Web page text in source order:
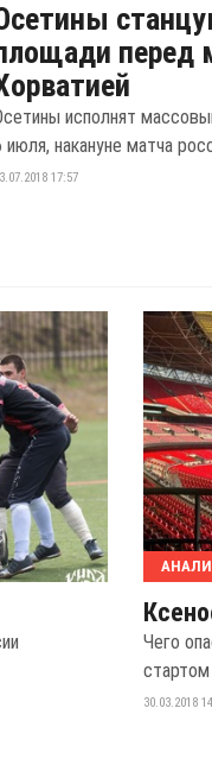
перед
исполнят
июля, накануне матча
17:57
Чего
30.03.2018